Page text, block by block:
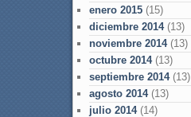
enero 2015(15)
diciembre 2014(13)
noviembre 2014(13)
octubre 2014(13)
septiembre 2014(13)
agosto 2014(13)
julio 2014(14)